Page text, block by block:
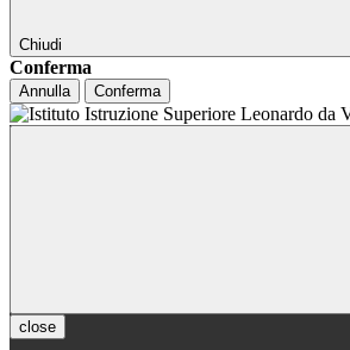
Chiudi
Conferma
Annulla Conferma
close